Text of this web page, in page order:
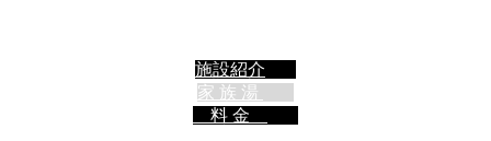
施設紹介
家 族 湯
料 金